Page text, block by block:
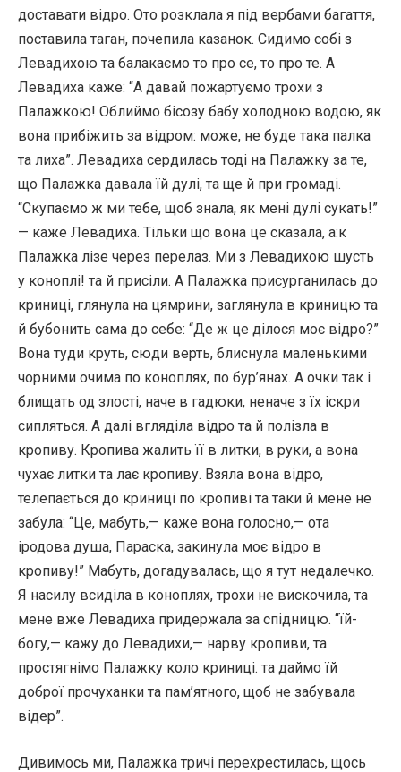
доставати відро. Ото розклала я під вербами багаття,
поставила таган, почепила казанок. Сидимо собі з
Левадихою та балакаємо то про се, то про те. А
Левадиха каже: “А давай пожартуємо трохи з
Палажкою! Облиймо бісозу бабу холодною водою, як
вона прибіжить за відром: може, не буде така палка
та лиха”. Левадиха сердилась тоді на Палажку за те,
що Палажка давала їй дулі, та ще й при громаді.
“Скупаємо ж ми тебе, щоб знала, як мені дулі сукать!”
— каже Левадиха. Тільки що вона це сказала, а:к
Палажка лізе через перелаз. Ми з Левадихою шусть
у коноплі! та й присіли. А Палажка присурганилась до
криниці, глянула на цямрини, заглянула в криницю та
й бубонить сама до себе: “Де ж це ділося моє відро?”
Вона туди круть, сюди верть, блиснула маленькими
чорними очима по коноплях, по бур’янах. А очки так і
блищать од злості, наче в гадюки, неначе з їх іскри
сипляться. А далі вгляділа відро та й полізла в
кропиву. Кропива жалить її в литки, в руки, а вона
чухає литки та лає кропиву. Взяла вона відро,
телепається до криниці по кропиві та таки й мене не
забула: “Це, мабуть,— каже вона голосно,— ота
іродова душа, Параска, закинула моє відро в
кропиву!” Мабуть, догадувалась, що я тут недалечко.
Я насилу всиділа в коноплях, трохи не вискочила, та
мене вже Левадиха придержала за спідницю. “їй-
богу,— кажу до Левадихи,— нарву кропиви, та
простягнімо Палажку коло криниці. та даймо їй
доброї прочуханки та пам’ятного, щоб не забувала
відер”.
Дивимось ми, Палажка тричі перехрестилась, щось